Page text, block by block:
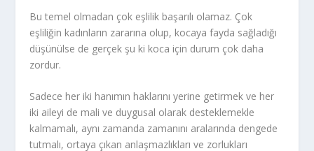
Bu temel olmadan çok eşlilik başarılı olamaz. Çok
eşliliğin kadınların zararına olup, kocaya fayda sağladığı
düşünülse de gerçek şu ki koca için durum çok daha
zordur.
Sadece her iki hanımın haklarını yerine getirmek ve her
iki aileyi de mali ve duygusal olarak desteklemekle
kalmamalı, aynı zamanda zamanını aralarında dengede
tutmalı, ortaya çıkan anlaşmazlıkları ve zorlukları